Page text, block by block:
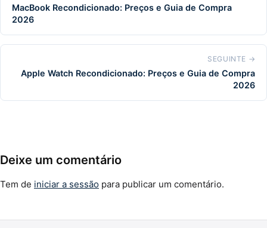
MacBook Recondicionado: Preços e Guia de Compra
2026
SEGUINTE →
Apple Watch Recondicionado: Preços e Guia de Compra
2026
Deixe um comentário
Tem de iniciar a sessão para publicar um comentário.